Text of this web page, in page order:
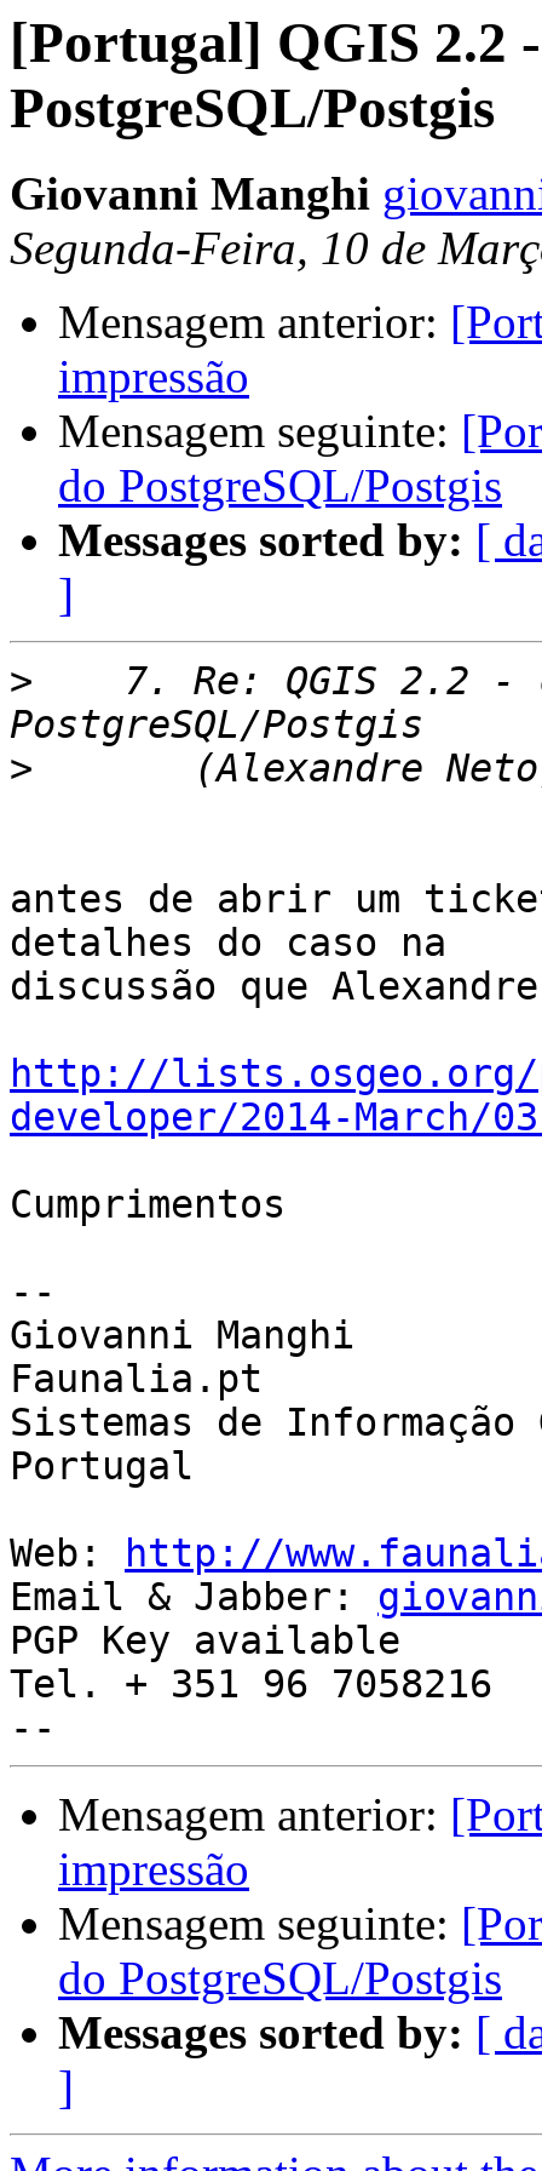
[Portugal] QGIS 2.2
PostgreSQL/Postgis
Giovanni Manghi
Segunda-Feira, 10 de
Mensagem anterior:
impressão
Mensagem seguinte:
do PostgreSQL/Postgis
Messages sorted by: [
]
>
7. Re: QGIS 2.2 -
>
antes de abrir um
detalhes do caso na
discussão que
http://lists.osgeo.org/
developer/2014-March/
Cumprimentos
--
Giovanni Manghi
Faunalia.pt
Sistemas de Informação
Portugal
Web:
http://
Email & Jabber:
PGP Key available
Tel. + 351 96 7058216
Mensagem anterior:
impressão
Mensagem seguinte:
do PostgreSQL/Postgis
Messages sorted by: [
]